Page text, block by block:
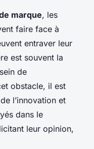
marque, les
faire face à
entraver leur
est souvent la
de
obstacle, il est
l’innovation et
dans le
leur opinion,